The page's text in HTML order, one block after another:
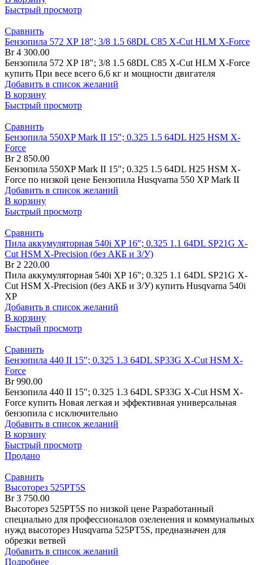
Быстрый просмотр
Сравнить
Бензопила 572 XP 18″; 3/8 1.5 68DL C85 X-Cut HLM X-Force
Br4 300.00
Бензопила 572 XP 18″; 3/8 1.5 68DL C85 X-Cut HLM X-Force
купить При весе всего 6,6 кг и мощности двигателя
Добавить в список желаний
В корзину
Быстрый просмотр
Сравнить
Бензопила 550XP Mark II 15″; 0.325 1.5 64DL H25 HSM X-
Force
Br2 850.00
Бензопила 550XP Mark II 15″; 0.325 1.5 64DL H25 HSM X-
Force по низкой цене Бензопила Husqvarna 550 XP Mark II
Добавить в список желаний
В корзину
Быстрый просмотр
Сравнить
Пила аккумуляторная 540i XP 16″; 0.325 1.1 64DL SP21G X-
Cut HSM X-Precision (без АКБ и З/У)
Br2 220.00
Пила аккумуляторная 540i XP 16″; 0.325 1.1 64DL SP21G X-
Cut HSM X-Precision (без АКБ и З/У) купить Husqvarna 540i
XP
Добавить в список желаний
В корзину
Быстрый просмотр
Сравнить
Бензопила 440 II 15″; 0.325 1.3 64DL SP33G X-Cut HSM X-
Force
Br990.00
Бензопила 440 II 15″; 0.325 1.3 64DL SP33G X-Cut HSM X-
Force купить Новая легкая и эффективная универсальная
бензопила с исключительно
Добавить в список желаний
В корзину
Быстрый просмотр
Продано
Сравнить
Высоторез 525PT5S
Br3 750.00
Высоторез 525PT5S по низкой цене Разработанный
специально для профессионалов озеленения и коммунальных
нужд высоторез Husqvarna 525PT5S, предназначен для
обрезки ветвей
Добавить в список желаний
Подробнее